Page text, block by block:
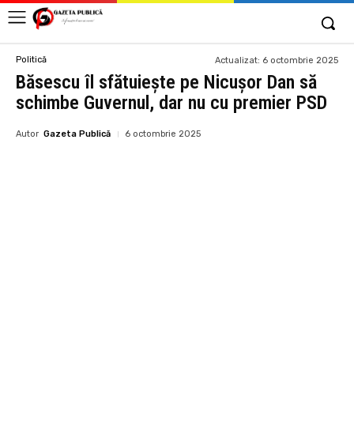
Politică Actualizat: 6 octombrie 2025
Băsescu îl sfătuiește pe Nicușor Dan să
schimbe Guvernul, dar nu cu premier PSD
Autor Gazeta Publică 6 octombrie 2025